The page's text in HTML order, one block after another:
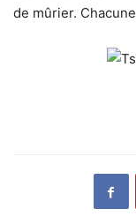
de mûrier.